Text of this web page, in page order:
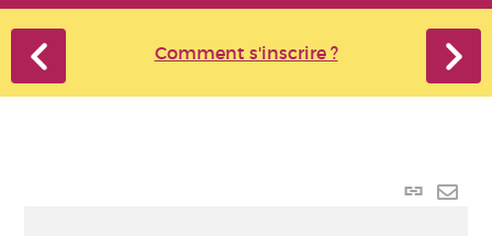
Comment s'inscrire ?
Lien